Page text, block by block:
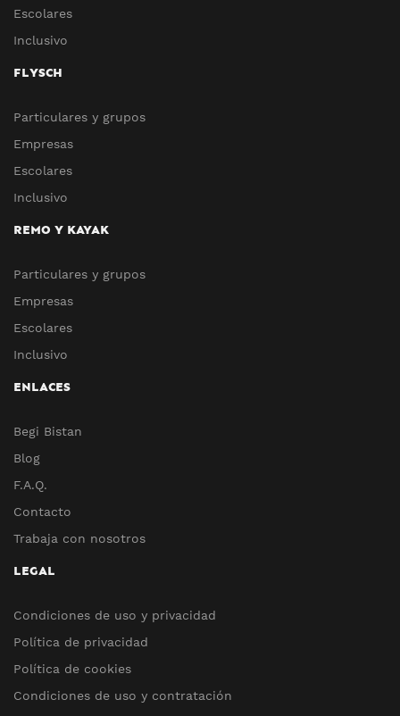
Escolares
Inclusivo
FLYSCH
Particulares y grupos
Empresas
Escolares
Inclusivo
REMO Y KAYAK
Particulares y grupos
Empresas
Escolares
Inclusivo
ENLACES
Begi Bistan
Blog
F.A.Q.
Contacto
Trabaja con nosotros
LEGAL
Condiciones de uso y privacidad
Política de privacidad
Política de cookies
Condiciones de uso y contratación